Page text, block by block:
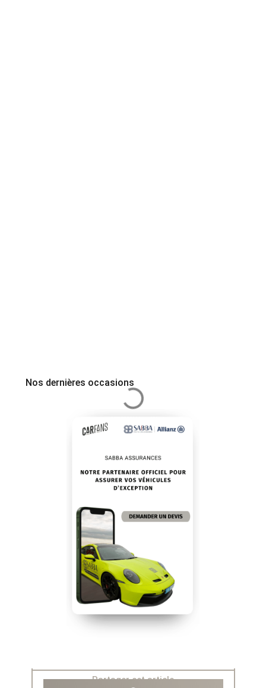
Nos dernières occasions
Partager cet article